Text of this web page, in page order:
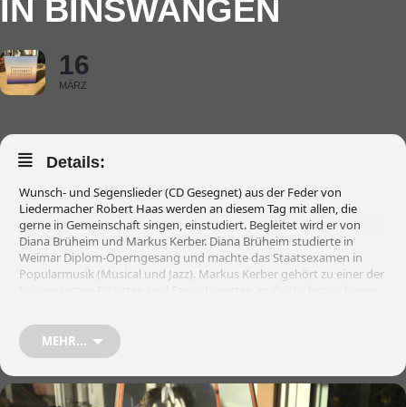
IN BINSWANGEN
16
MÄRZ
Details:
Wunsch- und Segenslieder (CD Gesegnet) aus der Feder von
Liedermacher Robert Haas werden an diesem Tag mit allen, die
gerne in Gemeinschaft singen, einstudiert. Begleitet wird er von
Diana Brüheim und Markus Kerber. Diana Brüheim studierte in
Weimar Diplom-Operngesang und machte das Staatsexamen in
Popularmusik (Musical und Jazz). Markus Kerber gehört zu einer der
Produktionen des Komponisten und zu den Mitwirkenden findet
man unter www.robert-haas.de
Wir freuen uns auf dein/Ihr Mitsingen und Mitwirken an diesem Tag!
Ort: Proben im Schillinghaus in Binswangen – Konzert in St. Nikolaus
in Binswangen
MEHR...